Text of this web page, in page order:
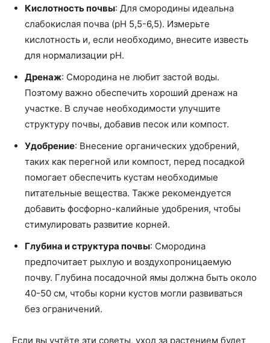
Кислотность почвы: Для смородины идеальна
слабокислая почва (pH 5,5-6,5). Измерьте
кислотность и, если необходимо, внесите известь
для нормализации pH.
Дренаж: Смородина не любит застой воды.
Поэтому важно обеспечить хороший дренаж на
участке. В случае необходимости улучшите
структуру почвы, добавив песок или компост.
Удобрение: Внесение органических удобрений,
таких как перегной или компост, перед посадкой
помогает обеспечить кустам необходимые
питательные вещества. Также рекомендуется
добавить фосфорно-калийные удобрения, чтобы
стимулировать развитие корней.
Глубина и структура почвы: Смородина
предпочитает рыхлую и воздухопроницаемую
почву. Глубина посадочной ямы должна быть около
40-50 см, чтобы корни кустов могли развиваться
без ограничений.
Если вы учтёте эти советы, уход за растением будет